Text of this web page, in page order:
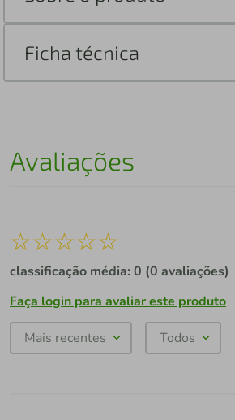
Ficha técnica
Avaliações
☆☆☆☆☆
classificação média: 0 (0 avaliações)
Faça login para avaliar este produto
Mais recentes Todos